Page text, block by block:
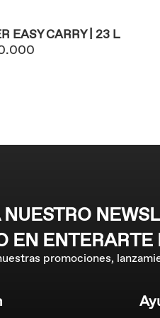
EASY CARRY | 23 L
EN ENTERARTE
promociones,